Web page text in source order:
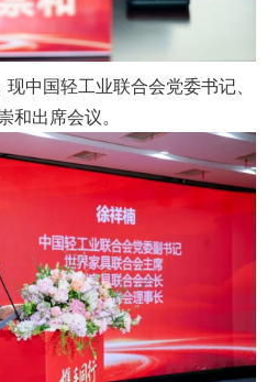
国轻工业联合会党委书记、
和出席会议。